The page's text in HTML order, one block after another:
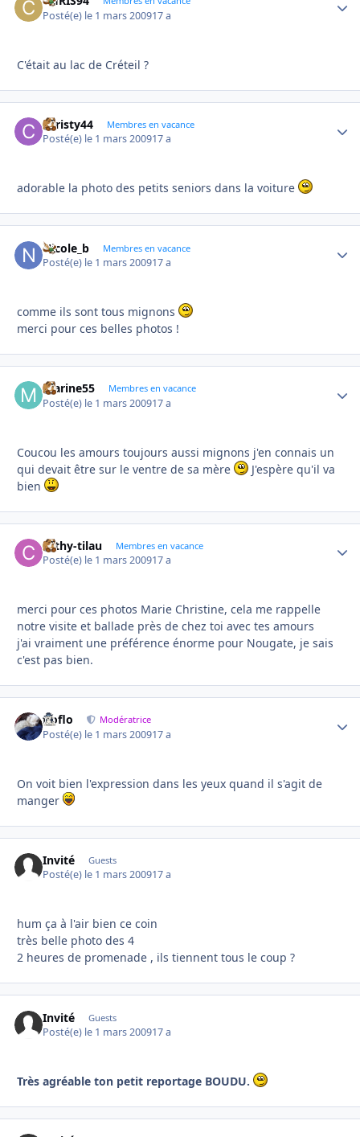
Posté(e) le 1 mars 200917 a
C'était au lac de Créteil ?
christy44 Membres en vacance
Posté(e) le 1 mars 200917 a
adorable la photo des petits seniors dans la voiture
Nicole_b Membres en vacance
Posté(e) le 1 mars 200917 a
comme ils sont tous mignons
merci pour ces belles photos !
marine55 Membres en vacance
Posté(e) le 1 mars 200917 a
Coucou les amours toujours aussi mignons j'en connais un
qui devait être sur le ventre de sa mère
J'espère qu'il va
bien
cathy-tilau Membres en vacance
Posté(e) le 1 mars 200917 a
merci pour ces photos Marie Christine, cela me rappelle
notre visite et ballade près de chez toi avec tes amours
j'ai vraiment une préférence énorme pour Nougate, je sais
c'est pas bien.
floflo Modératrice
Posté(e) le 1 mars 200917 a
On voit bien l'expression dans les yeux quand il s'agit de
manger
Invité Guests
Posté(e) le 1 mars 200917 a
hum ça à l'air bien ce coin
très belle photo des 4
2 heures de promenade , ils tiennent tous le coup ?
Invité Guests
Posté(e) le 1 mars 200917 a
Très agréable ton petit reportage BOUDU.